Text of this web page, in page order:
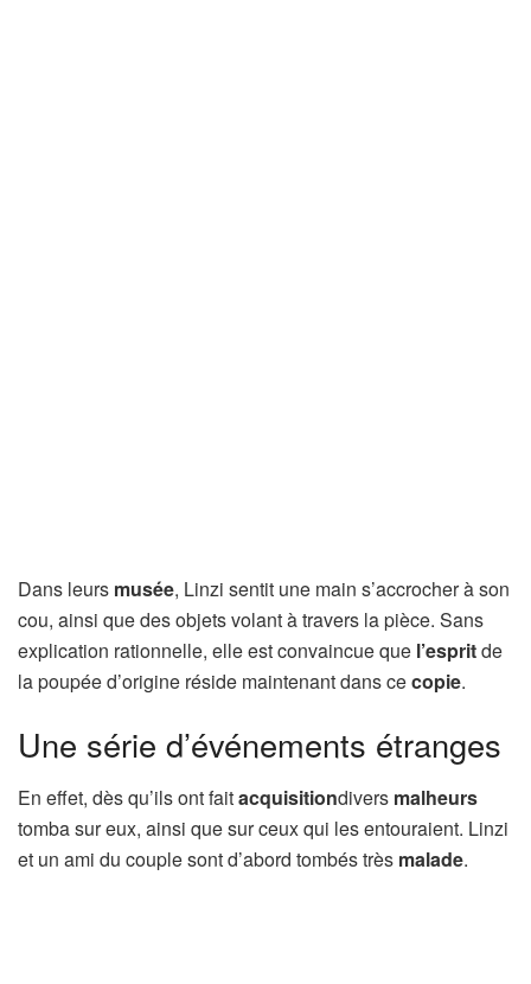
Dans leurs musée, Linzi sentit une main s’accrocher à son
cou, ainsi que des objets volant à travers la pièce. Sans
explication rationnelle, elle est convaincue que l’espritde
la poupée d’origine réside maintenant dans cecopie.
Une série d’événements étranges
En effet, dès qu’ils ont faitacquisitiondivers malheurs
tomba sur eux, ainsi que sur ceux qui les entouraient. Linzi
et un ami du couple sont d’abord tombés très malade.